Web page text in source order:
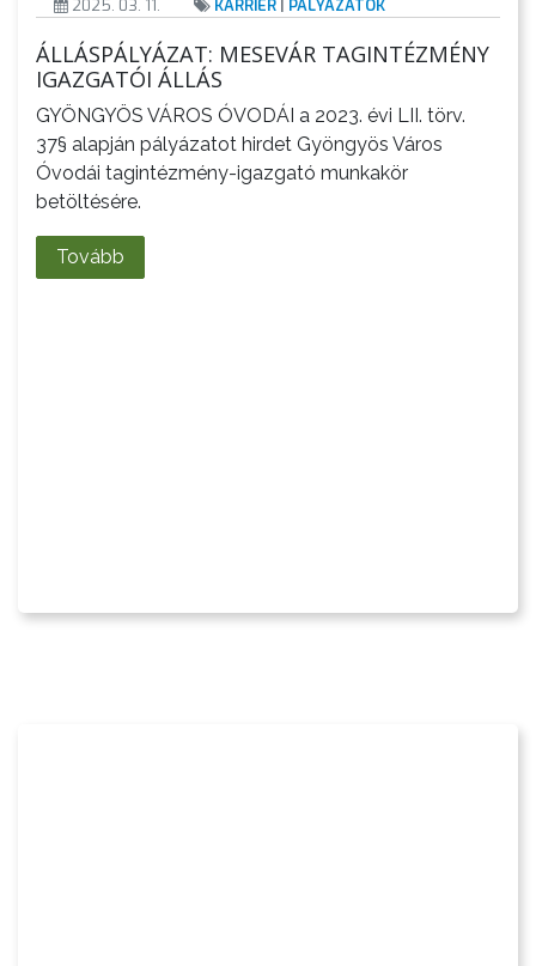
2025. 03. 11. KARRIER | PÁLYÁZATOK
ÁLLÁSPÁLYÁZAT: MESEVÁR TAGINTÉZMÉNY
IGAZGATÓI ÁLLÁS
GYÖNGYÖS VÁROS ÓVODÁI a 2023. évi LII. törv.
37§ alapján pályázatot hirdet Gyöngyös Város
Óvodái tagintézmény-igazgató munkakör
betöltésére.
Tovább